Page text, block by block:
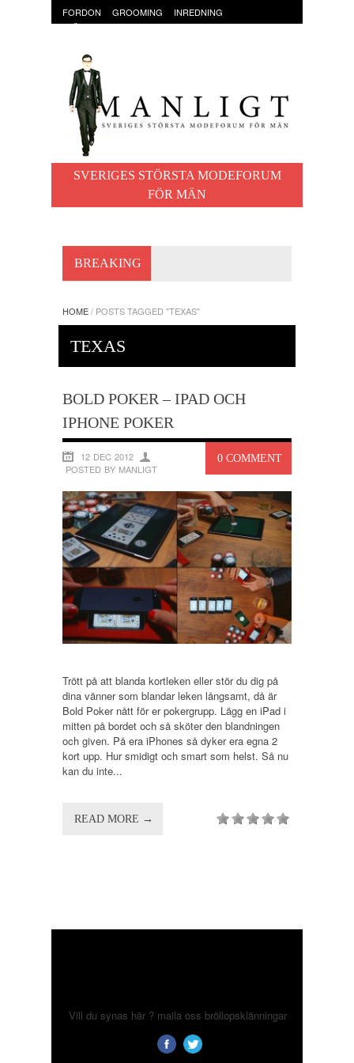
FORDON GROOMING
INREDNING
KLÄDER & ACCESSOARER
MAT OCH DRYCK
SVERIGES STÖRSTA MODEFORUM
FÖR MÄN
BREAKING
HOME/ POSTS TAGGED "TEXAS"
TEXAS
BOLD POKER – IPAD OCH
IPHONE POKER
0 COMMENT
12 DEC 2012
POSTED BY MANLIGT
Trött på att blanda kortleken eller stör du dig på
dina vänner som blandar leken långsamt, då är
Bold Poker nått för er pokergrupp. Lägg en iPad i
mitten på bordet och så sköter den blandningen
och given. På era iPhones så dyker era egna 2
kort upp. Hur smidigt och smart som helst. Så nu
kan du inte...
READ MORE →
Vill du synas här ? maila oss bröllopsklänningar